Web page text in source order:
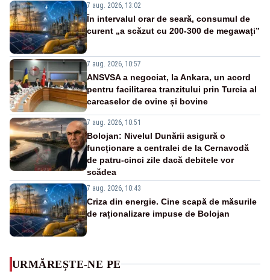
7 aug. 2026, 13:02
În intervalul orar de seară, consumul de
curent „a scăzut cu 200-300 de megawați”
7 aug. 2026, 10:57
ANSVSA a negociat, la Ankara, un acord
pentru facilitarea tranzitului prin Turcia al
carcaselor de ovine și bovine
7 aug. 2026, 10:51
Bolojan: Nivelul Dunării asigură o
funcționare a centralei de la Cernavodă
de patru-cinci zile dacă debitele vor
scădea
7 aug. 2026, 10:43
Criza din energie. Cine scapă de măsurile
de raționalizare impuse de Bolojan
URMĂREȘTE-NE PE